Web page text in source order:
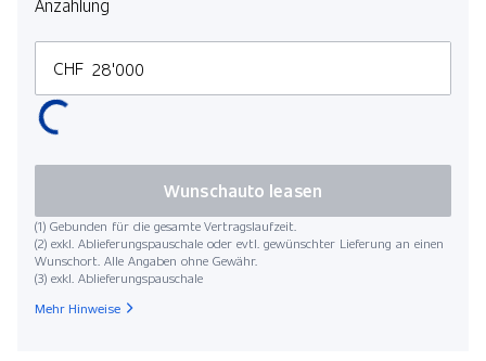
Anzahlung
CHF
(1) Gebunden für die gesamte Vertragslaufzeit.
(2) exkl. Ablieferungspauschale oder evtl. gewünschter Lieferung an einen
Wunschort. Alle Angaben ohne Gewähr.
(3) exkl. Ablieferungspauschale
Wunschauto leasen
Mehr Hinweise